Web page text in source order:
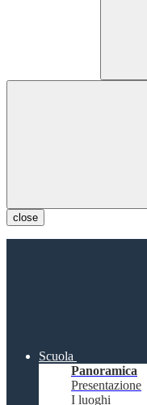
close
Scuola
Panoramica
Presentazione
I luoghi